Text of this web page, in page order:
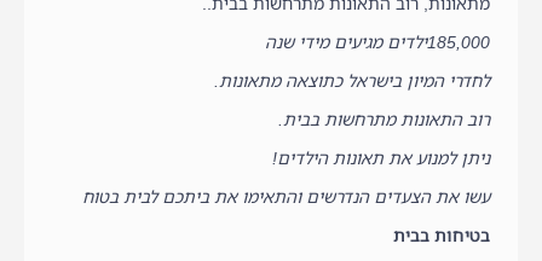
מתאונות, רוב התאונות מתרחשות בבית..
185,000ילדים מגיעים מידי שנה
לחדרי המיון בישראל כתוצאה מתאונות.
רוב התאונות מתרחשות בבית.
ניתן למנוע את תאונות הילדים!
עשו את הצעדים הנדרשים והתאימו את ביתכם לבית בטוח
בטיחות בבית